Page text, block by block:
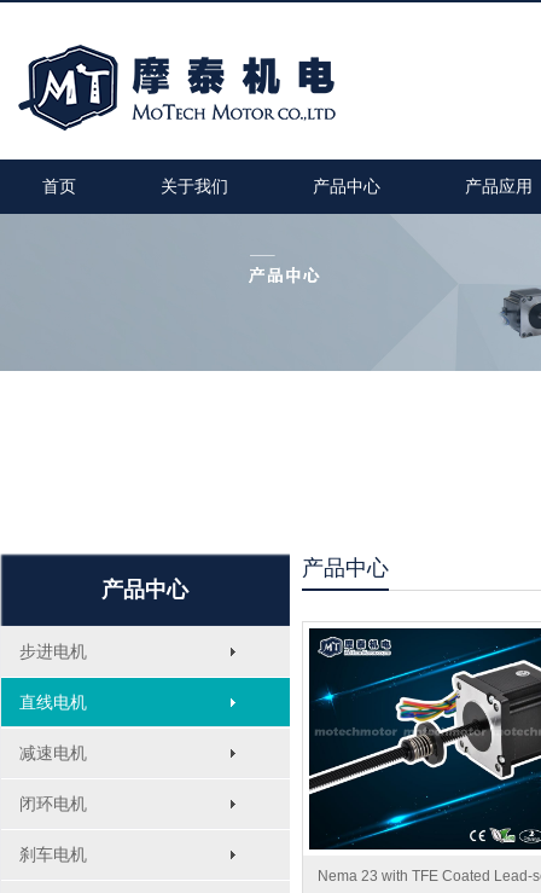
首页 关于我们 产品中心 产品应用
产品中心
步进电机
直线电机
减速电机
闭环电机
刹车电机
产品中心
Nema 23 with TFE Coated Lead-